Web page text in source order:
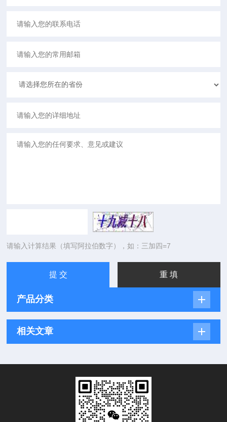
请输入计算结果（填写阿拉伯数字），如：三加四=7
产品分类
相关文章